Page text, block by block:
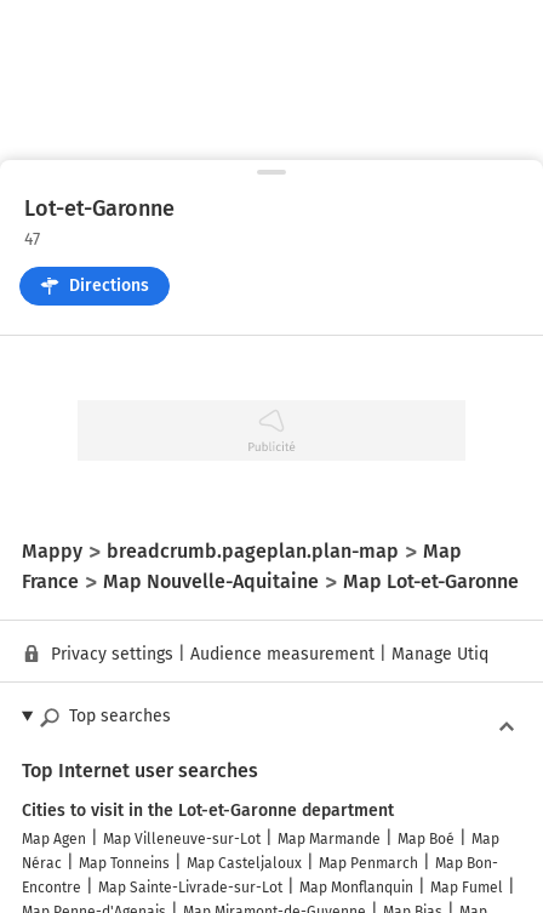
Lot-et-Garonne
47
Directions
Mappy breadcrumb.pageplan.plan-map
Map
France
Map Nouvelle-Aquitaine Map Lot-et-Garonne
Privacy settings Audience measurement Manage Utiq
Top searches
Top Internet user searches
Cities to visit in the Lot-et-Garonne department
Map Agen Map Villeneuve-sur-Lot Map Marmande Map Boé
Map
Nérac
Map Tonneins Map Casteljaloux Map Penmarch
Map Bon-
Encontre
Map Sainte-Livrade-sur-Lot Map Monflanquin
Map Fumel